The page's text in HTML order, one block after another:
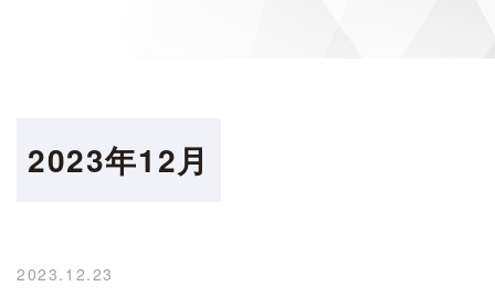
2023年12月
2023.12.23